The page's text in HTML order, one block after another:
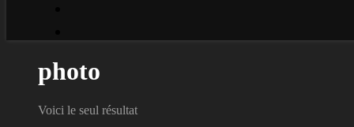
photo
Voici le seul résultat